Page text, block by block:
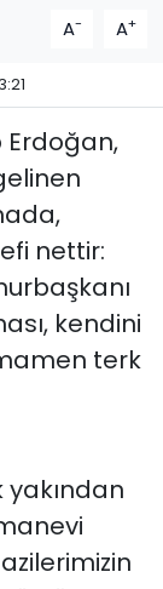
A- A+
Erdoğan,
nettir:
kendini
terk
yakından